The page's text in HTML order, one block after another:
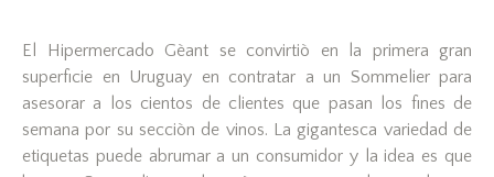
El Hipermercado Gèant se convirtiò en la primera gran
superficie en Uruguay en contratar a un Sommelier para
asesorar a los cientos de clientes que pasan los fines de
semana por su secciòn de vinos. La gigantesca variedad de
etiquetas puede abrumar a un consumidor y la idea es que